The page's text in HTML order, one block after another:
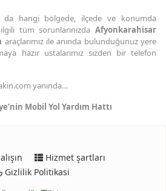
da hangi bölgede, ilçede ve konumda
tüm sorunlarınızda Afyonkarahisar
araçlarımız ile anında bulunduğunuz yere
hazır ustalarımız sizden bir telefon
yanında…
Mobil Yol Yardım Hattı
Hizmet şartları
Gizlilik Politikasi